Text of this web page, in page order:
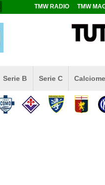
TMW RADIO TMW
Serie B Serie C